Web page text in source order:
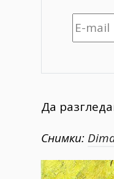
Да
Снимки: